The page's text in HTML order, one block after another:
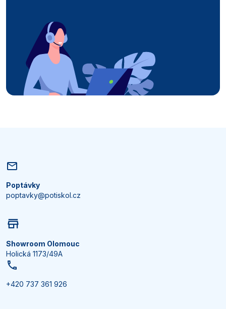
Poptávky
poptavky@potiskol.cz
Showroom Olomouc
Holická 1173/49A
+420 737 361 926